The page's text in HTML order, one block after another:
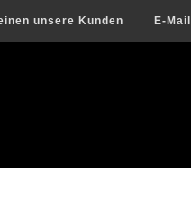
unsere Kunden E-Mail